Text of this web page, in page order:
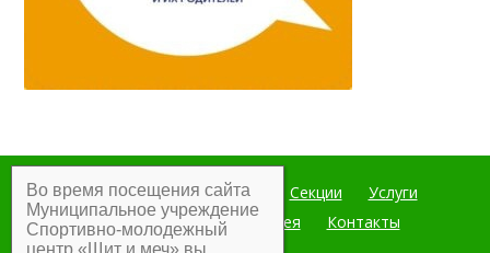
Главная Мероприятия Секции
Услуги
Документы
Фотогалерея Контакты
Во время посещения сайта
Муниципальное учреждение
Спортивно-молодежный
центр «Щит и меч» вы